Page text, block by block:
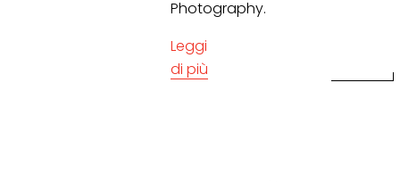
Photography.
Leggi
di più